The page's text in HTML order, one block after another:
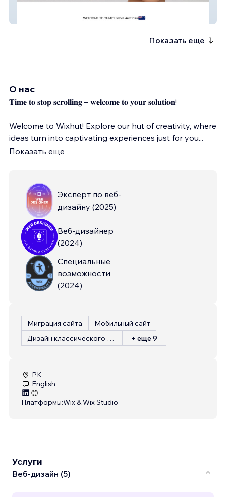
YUMI Lashes Austral
Показать еще
О нас
𝐓𝐢𝐦𝐞 𝐭𝐨 𝐬𝐭𝐨𝐩 𝐬𝐜𝐫𝐨𝐥𝐥𝐢𝐧𝐠 – 𝐰𝐞𝐥𝐜𝐨𝐦𝐞 𝐭𝐨 𝐲𝐨𝐮𝐫 𝐬𝐨𝐥𝐮𝐭𝐢𝐨𝐧!
Welcome to Wixhut! Explore our hut of creativity, where
ideas turn into captivating experiences just for you...
Показать еще
Эксперт по веб-
дизайну (2025)
Веб-дизайнер
(2024)
Специальные
возможности
(2024)
Миграция сайта
Мобильный сайт
Дизайн классического сайта
+ еще 9
PK
English
Платформы:Wix & Wix Studio
Услуги
Веб-дизайн (5)